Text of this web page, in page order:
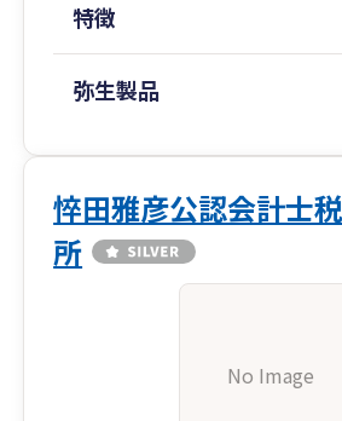
特徴
弥生製品
悴田雅彦公認会計士
所
No Image